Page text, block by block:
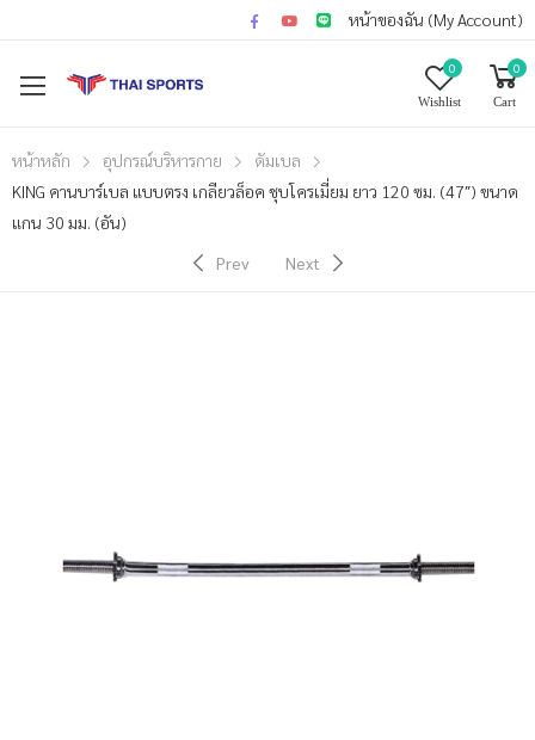
หน้าของฉัน (My Account)
0
Wishlist
0
Cart
หน้าหลัก อุปกรณ์บริหารกาย
ดัมเบล
KING คานบาร์เบล แบบตรง เกลียวล็อค ชุบโครเมี่ยม ยาว 120 ซม. (47″) ขนาด
แกน 30 มม. (อัน)
Prev
Next